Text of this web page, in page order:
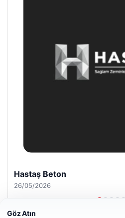
Enes Kaplan Avukatlık Bürosu
28/04/2026
Göz Atın